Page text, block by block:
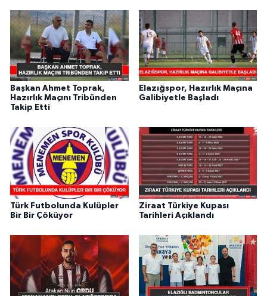
Başkan Ahmet Toprak,
Hazırlık Maçını Tribünden
Takip Etti
Elazığspor, Hazırlık Maçına
Galibiyetle Başladı
Türk Futbolunda Kulüpler
Bir Bir Çöküyor
Ziraat Türkiye Kupası
Tarihleri Açıklandı